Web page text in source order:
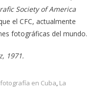
Society of America
el CFC, actualmente
fotográficas del mundo.
1971.
en Cuba, La